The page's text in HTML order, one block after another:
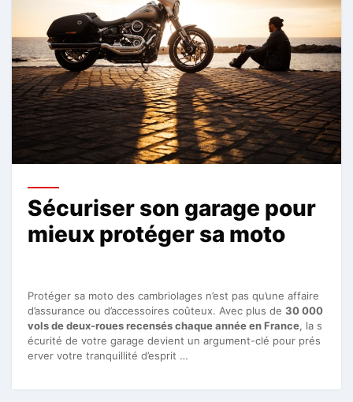
Sécuriser son garage pour
mieux protéger sa moto
Protéger sa moto des cambriolages n’est pas qu’une affaire
d’assurance ou d’accessoires coûteux. Avec plus de 30 000
vols de deux-roues recensés chaque année en France, la s
écurité de votre garage devient un argument-clé pour prés
erver votre tranquillité d’esprit …